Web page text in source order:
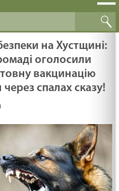
на Хустщині:
оголосили
вакцинацію
спалах сказу!